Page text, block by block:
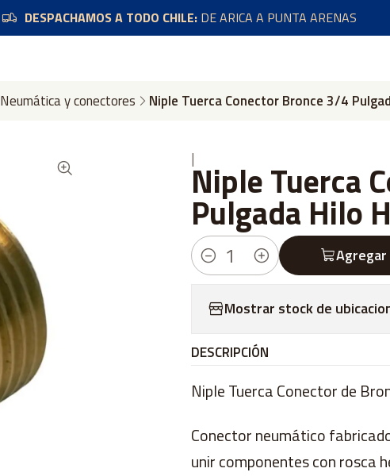
DESPACHAMOS A TODO CHILE:DE ARICA A PUNTA ARENAS
Neumática y conectores Niple Tuerca Conector Bronce 3/4
|Niple Tuerca
Pulgada Hilo
Cantidad
Agregar
Mostrar stock de
DESCRIPCIÓN
Niple Tuerca Conector de
Conector neumático
unir componentes con rosca